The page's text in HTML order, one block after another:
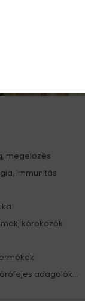
megelőzés
immunitás
kórokozók
adagolók...